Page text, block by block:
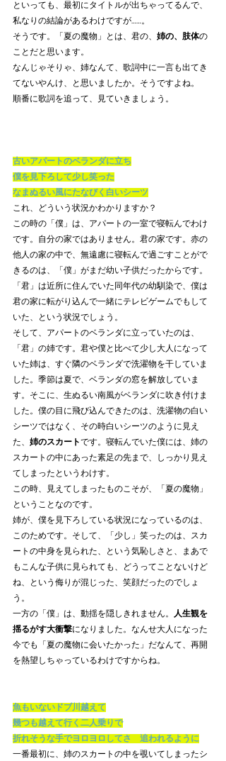
といっても、最初にタイトルが出ちゃってるんで、
私なりの結論があるわけですが……。
そうです。「夏の魔物」とは、君の、 姉の、肢体の
ことだと思います。
なんじゃそりゃ、姉なんて、歌詞中に一言も出てき
てないやんけ、と思いましたか。そうですよね。
順番に歌詞を追って、見ていきましょう。
古いアパートのベランダに立ち
僕を見下ろして少し笑った
なまぬるい風にたなびく白いシーツ
これ、どういう状況かわかりますか？
この時の「僕」は、アパートの一室で寝転んでわけ
です。自分の家ではありません。君の家です。赤の
他人の家の中で、無遠慮に寝転んで過ごすことがで
きるのは、「僕」がまだ幼い子供だったからです。
「君」は近所に住んでいた同年代の幼馴染で、僕は
君の家に転がり込んで一緒にテレビゲームでもして
いた、という状況でしょう。
そして、アパートのベランダに立っていたのは、
「君」の姉です。君や僕と比べて少し大人になって
いた姉は、すぐ隣のベランダで洗濯物を干していま
した。季節は夏で、ベランダの窓を解放していま
す。そこに、生ぬるい南風がベランダに吹き付けま
した。僕の目に飛び込んできたのは、洗濯物の白い
シーツではなく、その時白いシーツのように見え
た、 姉のスカートです。寝転んでいた僕には、姉の
スカートの中にあった素足の先まで、しっかり見え
てしまったというわけす。
この時、見えてしまったものこそが、「夏の魔物」
ということなのです。
姉が、僕を見下ろしている状況になっているのは、
このためです。そして、「少し」笑ったのは、スカ
ートの中身を見られた、という気恥しさと、まあで
もこんな子供に見られても、どうってことないけど
ね、という侮りが混じった、笑顔だったのでしょ
う。
一方の「僕」は、動揺を隠しきれません。 人生観を
揺るがす大衝撃になりました。なんせ大人になった
今でも「夏の魔物に会いたかった」だなんて、再開
を熱望しちゃっているわけですからね。
魚もいないドブ川越えて
幾つも越えて行く二人乗りで
折れそうな手でヨロヨロしてさ　追われるように
一番最初に、姉のスカートの中を覗いてしまったシ